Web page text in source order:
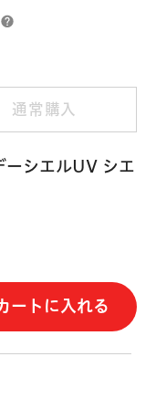
通常購入
ーシエルUV シエ
ートに入れる